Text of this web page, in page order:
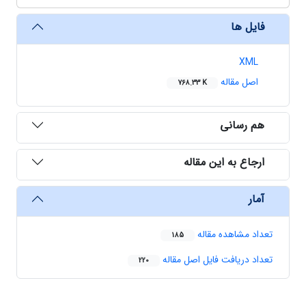
فایل ها
XML
اصل مقاله
768.33 K
هم رسانی
ارجاع به این مقاله
آمار
تعداد مشاهده مقاله 185
تعداد دریافت فایل اصل مقاله 220